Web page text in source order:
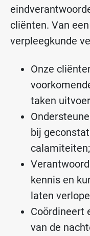
cliënten. Van
verpleegkunde
Onze
taken
bij
calamiteiten;
kennis en
laten
Coördineert
van de